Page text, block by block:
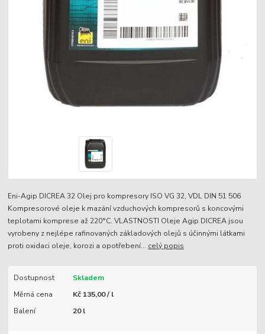
Eni-Agip DICREA 32 Olej pro kompresory ISO VG 32, VDL DIN 51 506
Kompresorové oleje k mazání vzduchových kompresorů s koncovými
teplotami komprese až 220°C. VLASTNOSTI Oleje Agip DICREA jsou
vyrobeny z nejlépe rafinovaných základových olejů s účinnými látkami
proti oxidaci oleje, korozi a opotřebení... celý popis
Dostupnost
Skladem
Měrná cena
Kč 135,00 / l
Balení
20 l